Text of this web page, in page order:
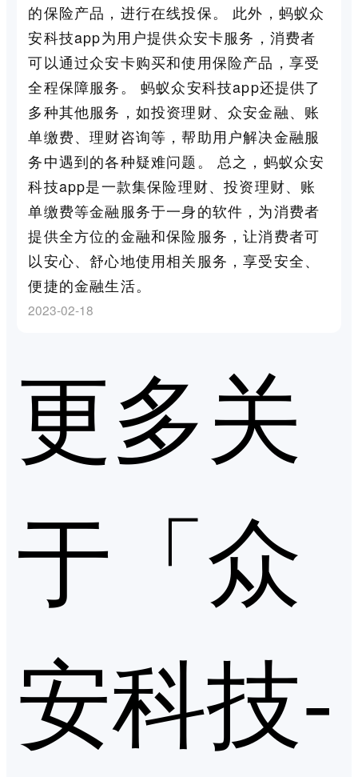
的保险产品，进行在线投保。 此外，蚂蚁众
安科技app为用户提供众安卡服务，消费者
可以通过众安卡购买和使用保险产品，享受
全程保障服务。 蚂蚁众安科技app还提供了
多种其他服务，如投资理财、众安金融、账
单缴费、理财咨询等，帮助用户解决金融服
务中遇到的各种疑难问题。 总之，蚂蚁众安
科技app是一款集保险理财、投资理财、账
单缴费等金融服务于一身的软件，为消费者
提供全方位的金融和保险服务，让消费者可
以安心、舒心地使用相关服务，享受安全、
便捷的金融生活。
2023-02-18
更多关
于「众
安科技-